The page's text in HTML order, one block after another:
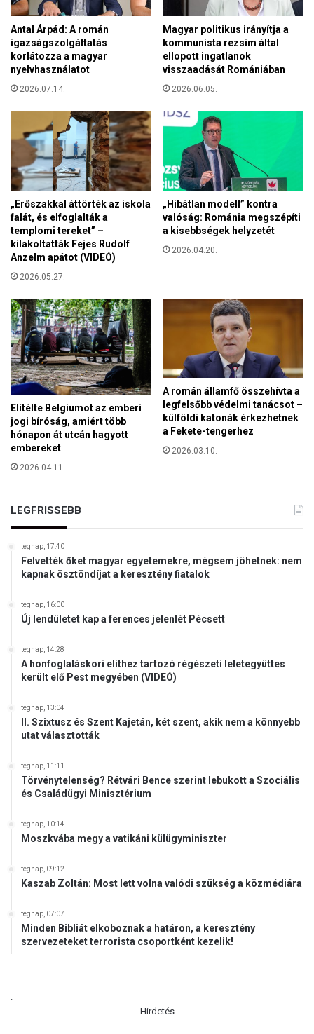
á
a
a
b
e
r
e
k
b
e
n
t
ö
r
v
é
n
n
i
l
t
j
á
k
e
k
á
b
í
t
ó
s
z
e
k
Antal Árpád: A román
igazságszolgáltatás
korlátozza a magyar
nyelvhasználatot
2026.07.14.
Magyar politikus irányítja a
kommunista rezsim által
ellopott ingatlanok
visszaadását Romániában
2026.06.05.
„Erőszakkal áttörték az iskola
falát, és elfoglalták a
templomi tereket” –
kilakoltatták Fejes Rudolf
Anzelm apátot (VIDEÓ)
2026.05.27.
„Hibátlan modell” kontra
valóság: Románia megszépíti
a kisebbségek helyzetét
2026.04.20.
Elítélte Belgiumot az emberi
jogi bíróság, amiért több
hónapon át utcán hagyott
embereket
2026.04.11.
A román államfő összehívta a
legfelsőbb védelmi tanácsot –
külföldi katonák érkezhetnek
a Fekete-tengerhez
2026.03.10.
LEGFRISSEBB
tegnap, 17:40
Felvették őket magyar egyetemekre, mégsem jöhetnek: nem
kapnak ösztöndíjat a keresztény fiatalok
tegnap, 16:00
Új lendületet kap a ferences jelenlét Pécsett
tegnap, 14:28
A honfoglaláskori elithez tartozó régészeti leletegyüttes
került elő Pest megyében (VIDEÓ)
tegnap, 13:04
II. Szixtusz és Szent Kajetán, két szent, akik nem a könnyebb
utat választották
tegnap, 11:11
Törvénytelenség? Rétvári Bence szerint lebukott a Szociális
és Családügyi Minisztérium
tegnap, 10:14
Moszkvába megy a vatikáni külügyminiszter
tegnap, 09:12
Kaszab Zoltán: Most lett volna valódi szükség a közmédiára
tegnap, 07:07
Minden Bibliát elkoboznak a határon, a keresztény
szervezeteket terrorista csoportként kezelik!
Hirdetés